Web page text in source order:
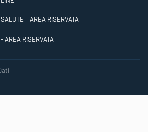
– AREA RISERVATA
AREA RISERVATA